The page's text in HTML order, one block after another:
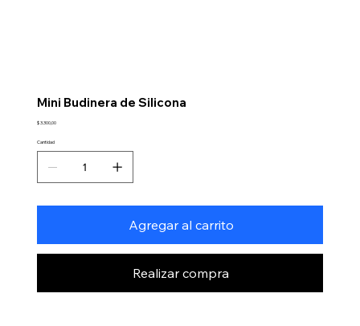
Mini Budinera de Silicona
Precio
$ 3.300,00
Cantidad
Agregar al carrito
Realizar compra